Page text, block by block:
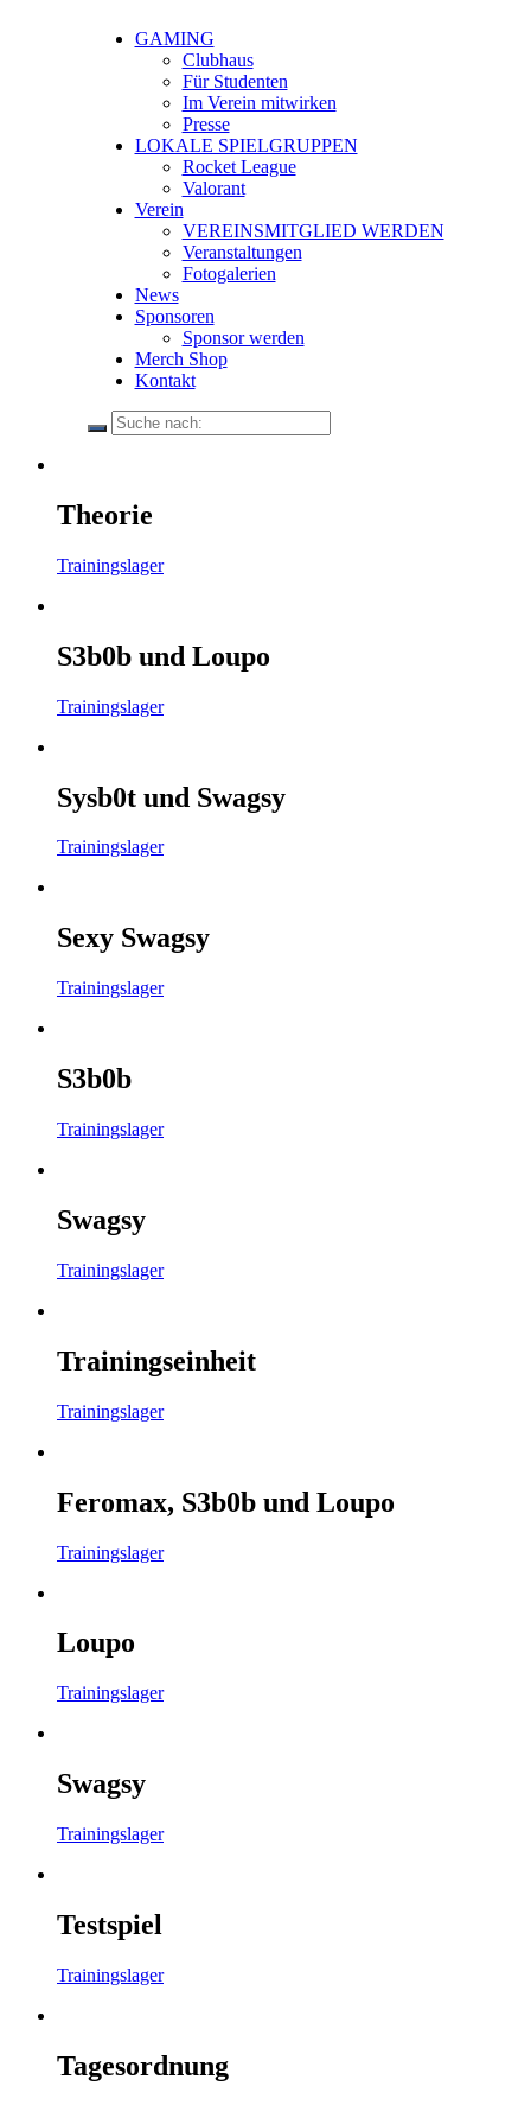
GAMING
Clubhaus
Für Studenten
Im Verein mitwirken
Presse
LOKALE SPIELGRUPPEN
Rocket League
Valorant
Verein
VEREINSMITGLIED WERDEN
Veranstaltungen
Fotogalerien
News
Sponsoren
Sponsor werden
Merch Shop
Kontakt
Theorie
Trainingslager
S3b0b und Loupo
Trainingslager
Sysb0t und Swagsy
Trainingslager
Sexy Swagsy
Trainingslager
S3b0b
Trainingslager
Swagsy
Trainingslager
Trainingseinheit
Trainingslager
Feromax, S3b0b und Loupo
Trainingslager
Loupo
Trainingslager
Swagsy
Trainingslager
Testspiel
Trainingslager
Tagesordnung